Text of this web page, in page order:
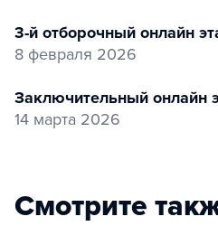
3-й отборочный онлайн
8 февраля 2026
заключительный онлайн
14 марта 2026
Смотрите